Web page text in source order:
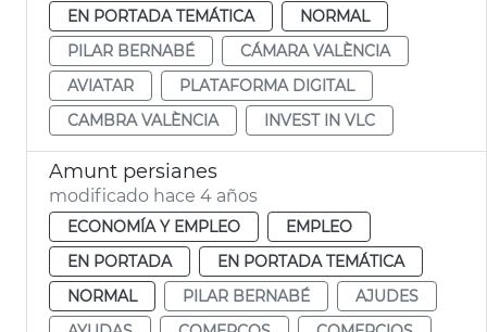
EN PORTADA TEMÁTICA
NORMAL
PILAR BERNABÉ
CÁMARA VALÈNCIA
AVIATAR
PLATAFORMA DIGITAL
CAMBRA VALÈNCIA
INVEST IN VLC
Amunt persianes
modificado hace 4 años
ECONOMÍA Y EMPLEO
EMPLEO
EN PORTADA
EN PORTADA TEMÁTICA
NORMAL
PILAR BERNABÉ
AJUDES